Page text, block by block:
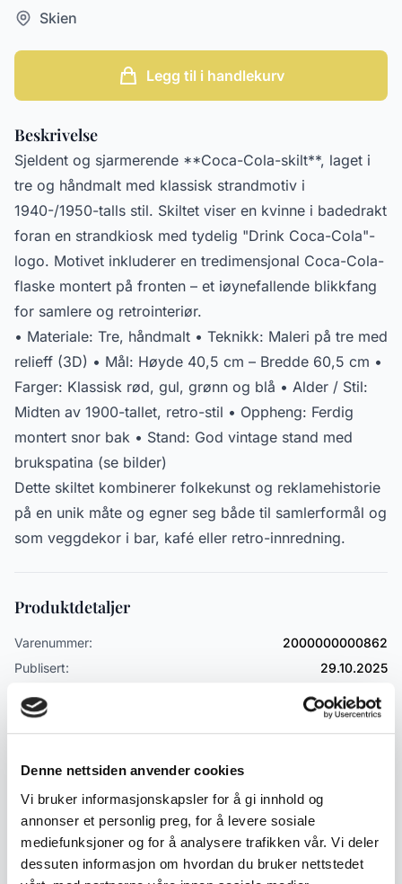
Denne nettsiden anvender cookies
Vi bruker informasjonskapsler for å gi innhold og
annonser et personlig preg, for å levere sosiale
mediefunksjoner og for å analysere trafikken vår. Vi deler
dessuten informasjon om hvordan du bruker nettstedet
Skien
Legg til i handlekurv
Beskrivelse
Sjeldent og sjarmerende **Coca-Cola-skilt**, laget i
tre og håndmalt med klassisk strandmotiv i
1940-/1950-talls stil. Skiltet viser en kvinne i badedrakt
foran en strandkiosk med tydelig "Drink Coca-Cola"-
logo. Motivet inkluderer en tredimensjonal Coca-Cola-
flaske montert på fronten – et iøynefallende blikkfang
for samlere og retrointeriør.
• Materiale: Tre, håndmalt • Teknikk: Maleri på tre med
relieff (3D) • Mål: Høyde 40,5 cm – Bredde 60,5 cm •
Farger: Klassisk rød, gul, grønn og blå • Alder / Stil:
Midten av 1900-tallet, retro-stil • Oppheng: Ferdig
montert snor bak • Stand: God vintage stand med
brukspatina (se bilder)
Dette skiltet kombinerer folkekunst og reklamehistorie
på en unik måte og egner seg både til samlerformål og
som veggdekor i bar, kafé eller retro-innredning.
Produktdetaljer
Varenummer:
2000000000862
Publisert:
29.10.2025
Emneord
Nyheter Reklame og samleobjekter
Emaljeskilt og Blikkskilt